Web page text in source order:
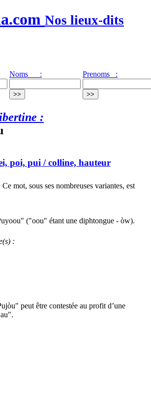
Nos lieux-dits
Noms : Prenoms :
:
poi, pui/ colline, hauteur
mot, sous ses nombreuses variantes, est
("oou" étant une diphtongue - òw).
:
peut être contestée au profit d’une